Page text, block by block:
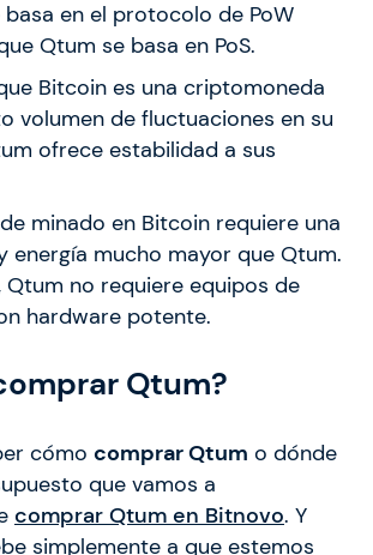
basa en el protocolo de PoW
Qtum se basa en PoS.
Bitcoin es una criptomoneda
volumen de fluctuaciones en su
ofrece estabilidad a sus
minado en Bitcoin requiere una
energía mucho mayor que Qtum.
Qtum no requiere equipos de
hardware potente.
Qtum?
cómo comprar Qtum o dónde
que vamos a
comprar Qtum en Bitnovo. Y
simplemente a que estemos